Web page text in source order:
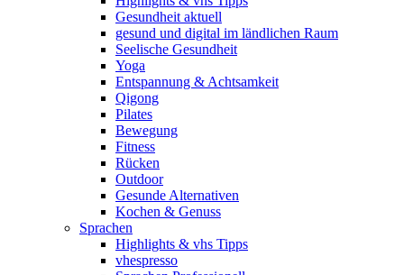
Gesundheit aktuell
gesund und digital im ländlichen Raum
Seelische Gesundheit
Yoga
Entspannung & Achtsamkeit
Qigong
Pilates
Bewegung
Fitness
Rücken
Outdoor
Gesunde Alternativen
Kochen & Genuss
Sprachen
Highlights & vhs Tipps
vhespresso